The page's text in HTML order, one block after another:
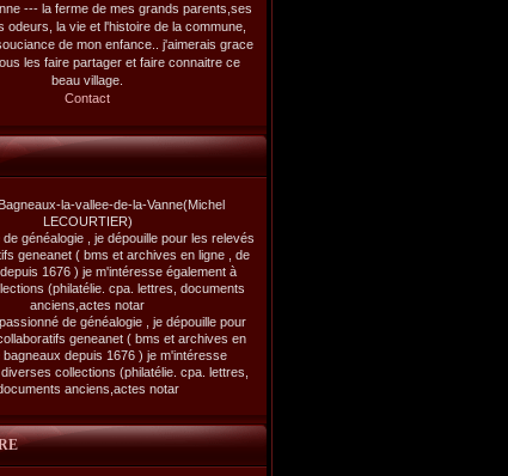
--- la ferme de mes grands parents,ses
odeurs, la vie et l'histoire de la commune,
de mon enfance.. j'aimerais grace
les faire partager et faire connaitre ce
beau village.
Contact
Bagneaux-la-vallee-de-la-Vanne(Michel
LECOURTIER)
passionné de généalogie , je dépouille pour
geneanet ( bms et archives en
bagneaux depuis 1676 ) je m'intéresse
collections (philatélie. cpa. lettres,
anciens,actes notar